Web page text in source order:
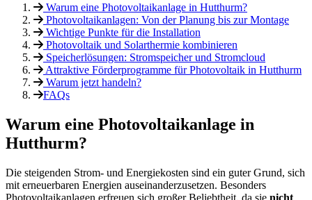
Warum eine Photovoltaikanlage in Hutthurm?
Photovoltaikanlagen: Von der Planung bis zur Montage
Wichtige Punkte für die Installation
Photovoltaik und Solarthermie kombinieren
Speicherlösungen: Stromspeicher und Stromcloud
Attraktive Förderprogramme für Photovoltaik in Hutthurm
Warum jetzt handeln?
FAQs
Warum eine Photovoltaikanlage in
Hutthurm?
Die steigenden Strom- und Energiekosten sind ein guter Grund, sich
mit erneuerbaren Energien auseinanderzusetzen. Besonders
Photovoltaikanlagen erfreuen sich großer Beliebtheit, da sie nicht